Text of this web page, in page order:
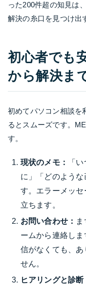
った200件超の知見は
解決の糸口を見つけ出
初心者でも
から解決ま
初めてパソコン相談を
るとスムーズです。
す。
現状のメモ：
「
に」「どのよう
す。エラーメッ
立ちます。
お問い合わせ：
ームから連絡し
信がなくても、あ
せん。
ヒアリングと診断